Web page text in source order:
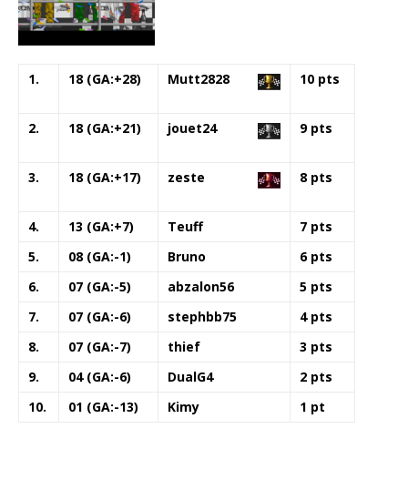
1. 18 (GA:+28) Mutt2828 10 pts
2. 18 (GA:+21) jouet24 9 pts
3. 18 (GA:+17) zeste 8 pts
4. 13 (GA:+7) Teuff
7 pts
5.
08 (GA:-1) Bruno
6 pts
6.
07 (GA:-5) abzalon56
5 pts
7.
07 (GA:-6) stephbb75
4 pts
8.
07 (GA:-7) thief
3 pts
9.
04 (GA:-6) DualG4
2 pts
10.
01 (GA:-13) Kimy 1 pt